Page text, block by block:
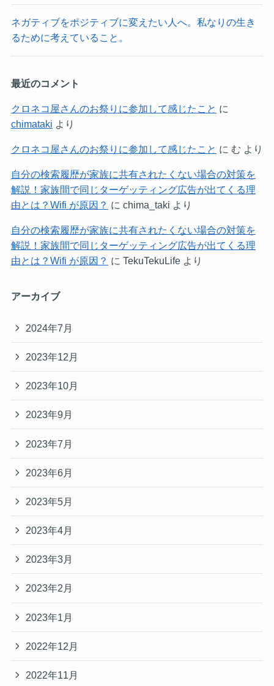
ネガティブをポジティブに変えたい人へ。私なりの生き
るために考えていること。
最近のコメント
クロネコ屋さんのお祭りに参加して感じたこと に
chimataki より
クロネコ屋さんのお祭りに参加して感じたこと に む より
自分の検索履歴が家族に共有されたくない場合の対策を
解説！家族間で同じターゲッティング広告が出てくる理
由とは？Wifi が原因？ に chima_taki より
自分の検索履歴が家族に共有されたくない場合の対策を
解説！家族間で同じターゲッティング広告が出てくる理
由とは？Wifi が原因？ に TekuTekuLifeより
アーカイブ
2024年7月
2023年12月
2023年10月
2023年9月
2023年7月
2023年6月
2023年5月
2023年4月
2023年3月
2023年2月
2023年1月
2022年12月
2022年11月